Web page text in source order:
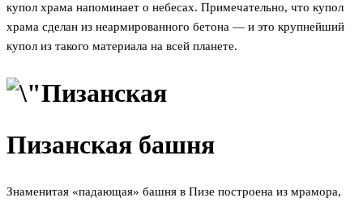
купол храма напоминает о небесах. Примечательно, что купол
храма сделан из неармированного бетона — и это крупнейший
купол из такого материала на всей планете.
Пизанская башня
Знаменитая «падающая» башня в Пизе построена из мрамора,